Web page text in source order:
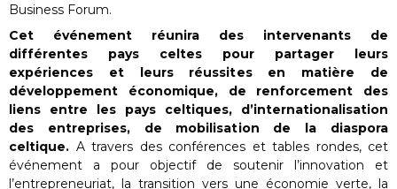
Business Forum.
Cet événement réunira des intervenants de
différentes pays celtes pour partager leurs
expériences et leurs réussites en matière de
développement économique, de renforcement des
liens entre les pays celtiques, d’internationalisation
des entreprises, de mobilisation de la diaspora
celtique. A travers des conférences et tables rondes, cet
événement a pour objectif de soutenir l’innovation et
l’entrepreneuriat, la transition vers une économie verte, la